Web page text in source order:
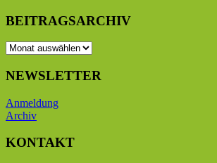
BEITRAGSARCHIV
BEITRAGSARCHIV
NEWSLETTER
Anmeldung
Archiv
KONTAKT